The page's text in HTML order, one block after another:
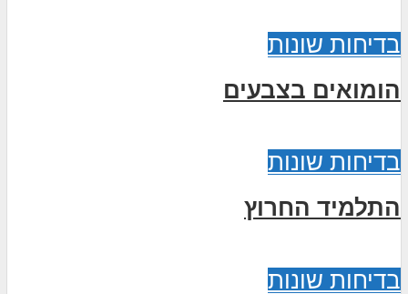
בדיחות שונות
הומואים בצבעים
בדיחות שונות
התלמיד החרוץ
בדיחות שונות